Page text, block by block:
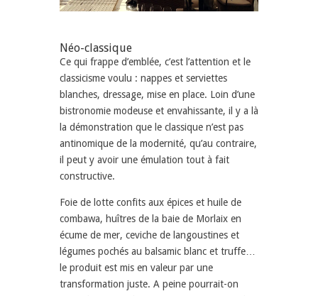
Néo-classique
Ce qui frappe d’emblée, c’est l’attention et le
classicisme voulu : nappes et serviettes
blanches, dressage, mise en place. Loin d’une
bistronomie modeuse et envahissante, il y a là
la démonstration que le classique n’est pas
antinomique de la modernité, qu’au contraire,
il peut y avoir une émulation tout à fait
constructive.
Foie de lotte confits aux épices et huile de
combawa, huîtres de la baie de Morlaix en
écume de mer, ceviche de langoustines et
légumes pochés au balsamic blanc et truffe…
le produit est mis en valeur par une
transformation juste. A peine pourrait-on